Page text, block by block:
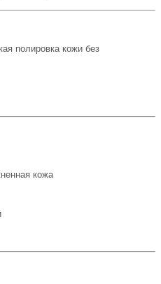
полировка кожи без
кожа